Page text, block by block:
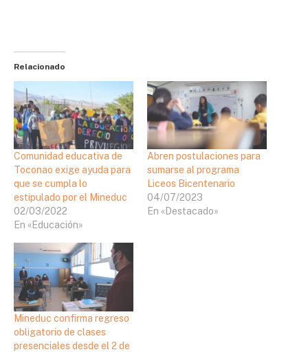
Relacionado
Comunidad educativa de
Toconao exige ayuda para
que se cumpla lo
estipulado por el Mineduc
02/03/2022
En «Educación»
Abren postulaciones para
sumarse al programa
Liceos Bicentenario
04/07/2023
En «Destacado»
Mineduc confirma regreso
obligatorio de clases
presenciales desde el 2 de